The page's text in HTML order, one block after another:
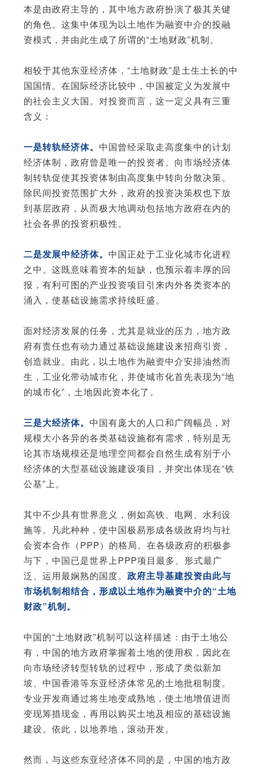
本是由政府主导的，其中地方政府扮演了极其关键
的角色。这集中体现为以土地作为融资中介的投融
资模式，并由此生成了所谓的“土地财政”机制。
相较于其他东亚经济体，“土地财政”是土生土长的中
国国情。在国际经济比较中，中国被定义为发展中
的社会主义大国。对投资而言，这一定义具有三重
含义：
一是转轨经济体。中国曾经采取走高度集中的计划
经济体制，政府曾是唯一的投资者。向市场经济体
制转轨促使其投资体制由高度集中转向分散决策。
除民间投资范围扩大外，政府的投资决策权也下放
到基层政府，从而极大地调动包括地方政府在内的
社会各界的投资积极性。
二是发展中经济体。中国正处于工业化城市化进程
之中。这既意味着资本的短缺，也预示着丰厚的回
报，有利可图的产业投资项目引来内外各类资本的
涌入，使基础设施需求持续旺盛。
面对经济发展的任务，尤其是就业的压力，地方政
府有责任也有动力通过基础设施建设来招商引资，
创造就业。由此，以土地作为融资中介安排油然而
生，工业化带动城市化，并使城市化首先表现为“地
的城市化”，土地因此资本化了。
三是大经济体。中国有庞大的人口和广阔幅员，对
规模大小各异的各类基础设施都有需求，特别是无
论其市场规模还是地理空间都会自然生成有别于小
经济体的大型基础设施建设项目，并突出体现在“铁
公基”上。
其中不少具有世界意义，例如高铁、电网、水利设
施等。凡此种种，使中国极易形成各级政府均与社
会资本合作（PPP）的格局。在各级政府的积极参
与下，中国已是世界上PPP项目最多、形式最广
泛、运用最娴熟的国度。政府主导基建投资由此与
市场机制相结合，形成以土地作为融资中介的“土地
财政”机制。
中国的“土地财政”机制可以这样描述：由于土地公
有，中国的地方政府掌握着土地的使用权，因此在
向市场经济转型转轨的过程中，形成了类似新加
坡、中国香港等东亚经济体常见的土地批租制度。
专业开发商通过将生地变成熟地，使土地增值进而
变现筹措现金，再用以购买土地及相应的基础设施
建设。依此，以地养地，滚动开发。
然而，与这些东亚经济体不同的是，中国的地方政